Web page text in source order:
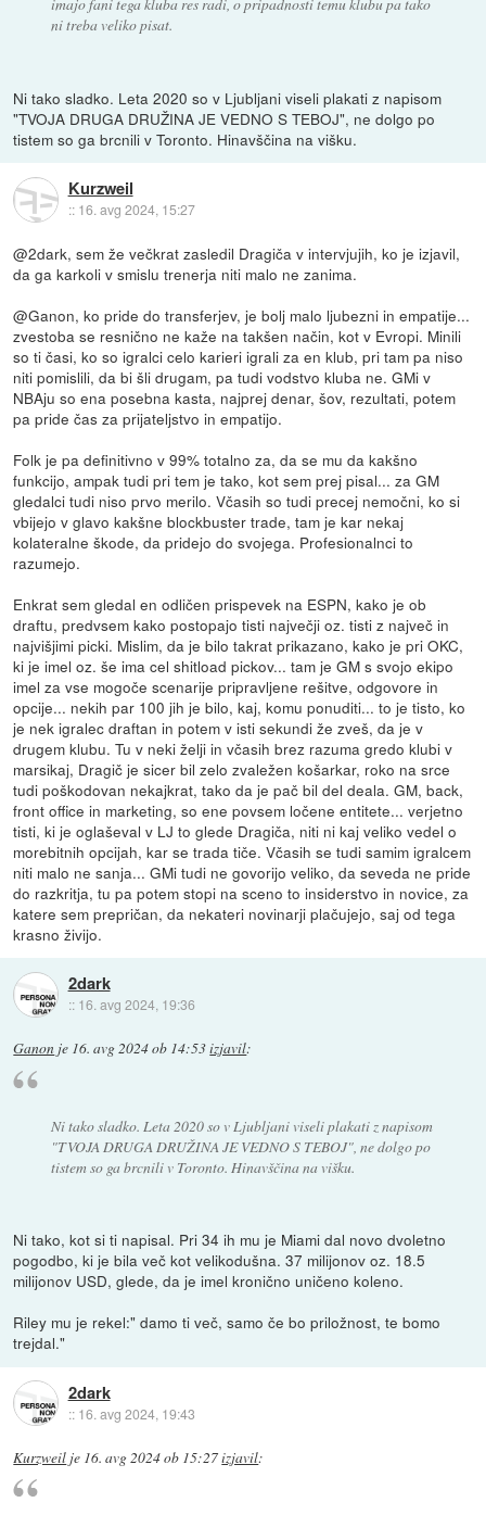
ni treba veliko pisat.
Ni tako sladko. Leta 2020 so v Ljubljani viseli plakati z napisom
"TVOJA DRUGA DRUŽINA JE VEDNO S TEBOJ", ne dolgo po
tistem so ga brcnili v Toronto. Hinavščina na višku.
Kurzweil
:: 16. avg 2024, 15:27
@2dark, sem že večkrat zasledil Dragiča v intervjujih, ko je izjavil,
da ga karkoli v smislu trenerja niti malo ne zanima.
@Ganon, ko pride do transferjev, je bolj malo ljubezni in empatije...
zvestoba se resnično ne kaže na takšen način, kot v Evropi. Minili
so ti časi, ko so igralci celo karieri igrali za en klub, pri tam pa niso
niti pomislili, da bi šli drugam, pa tudi vodstvo kluba ne. GMi v
NBAju so ena posebna kasta, najprej denar, šov, rezultati, potem
pa pride čas za prijateljstvo in empatijo.
Folk je pa definitivno v 99% totalno za, da se mu da kakšno
funkcijo, ampak tudi pri tem je tako, kot sem prej pisal... za GM
gledalci tudi niso prvo merilo. Včasih so tudi precej nemočni, ko si
vbijejo v glavo kakšne blockbuster trade, tam je kar nekaj
kolateralne škode, da pridejo do svojega. Profesionalnci to
razumejo.
Enkrat sem gledal en odličen prispevek na ESPN, kako je ob
draftu, predvsem kako postopajo tisti največji oz. tisti z največ in
najvišjimi picki. Mislim, da je bilo takrat prikazano, kako je pri OKC,
ki je imel oz. še ima cel shitload pickov... tam je GM s svojo ekipo
imel za vse mogoče scenarije pripravljene rešitve, odgovore in
opcije... nekih par 100 jih je bilo, kaj, komu ponuditi... to je tisto, ko
je nek igralec draftan in potem v isti sekundi že zveš, da je v
drugem klubu. Tu v neki želji in včasih brez razuma gredo klubi v
marsikaj, Dragič je sicer bil zelo zvaležen košarkar, roko na srce
tudi poškodovan nekajkrat, tako da je pač bil del deala. GM, back,
front office in marketing, so ene povsem ločene entitete... verjetno
tisti, ki je oglaševal v LJ to glede Dragiča, niti ni kaj veliko vedel o
morebitnih opcijah, kar se trada tiče. Včasih se tudi samim igralcem
niti malo ne sanja... GMi tudi ne govorijo veliko, da seveda ne pride
do razkritja, tu pa potem stopi na sceno to insiderstvo in novice, za
katere sem prepričan, da nekateri novinarji plačujejo, saj od tega
krasno živijo.
2dark
:: 16. avg 2024, 19:36
Ganon je 16. avg 2024 ob 14:53izjavil:
Ni tako sladko. Leta 2020 so v Ljubljani viseli plakati z napisom
"TVOJA DRUGA DRUŽINA JE VEDNO S TEBOJ", ne dolgo po
tistem so ga brcnili v Toronto. Hinavščina na višku.
Ni tako, kot si ti napisal. Pri 34 ih mu je Miami dal novo dvoletno
pogodbo, ki je bila več kot velikodušna. 37 milijonov oz. 18.5
milijonov USD, glede, da je imel kronično uničeno koleno.
Riley mu je rekel:" damo ti več, samo če bo priložnost, te bomo
trejdal."
2dark
:: 16. avg 2024, 19:43
Kurzweil je 16. avg 2024 ob 15:27izjavil: